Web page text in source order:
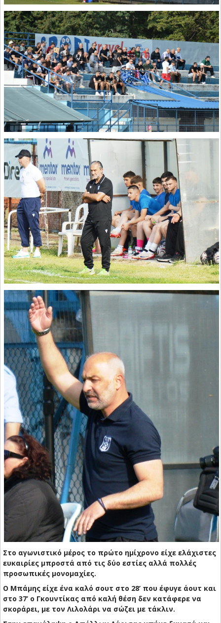
Στο αγωνιστικό μέρος το πρώτο ημίχρονο είχε ελάχιστες
ευκαιρίες μπροστά από τις δύο εστίες αλλά πολλές
προσωπικές μονομαχίες.
Ο Μπάμης είχε ένα καλό σουτ στο 28’ που έφυγε άουτ και
στο 37’ ο Γκουντίκας από καλή θέση δεν κατάφερε να
σκοράρει, με τον Λιλολάρι να σώζει με τάκλιν.